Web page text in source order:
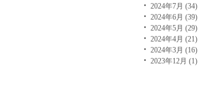
2024年7月 (34)
2024年6月 (39)
2024年5月 (29)
2024年4月 (21)
2024年3月 (16)
2023年12月 (1)